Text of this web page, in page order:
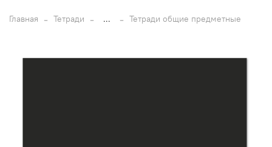
Главная Тетради ... Тетради общие предметные